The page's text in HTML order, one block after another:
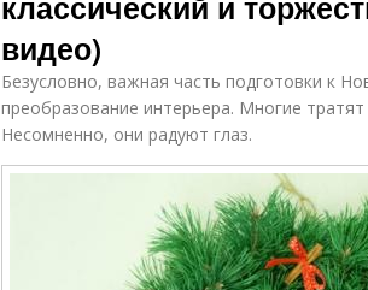
видео)
Безусловно, важная часть подготовки к
преобразование интерьера. Многие
Несомненно, они радуют глаз.